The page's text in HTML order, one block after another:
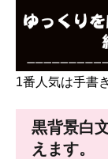
1番人気は手書
黒背景白
えます。